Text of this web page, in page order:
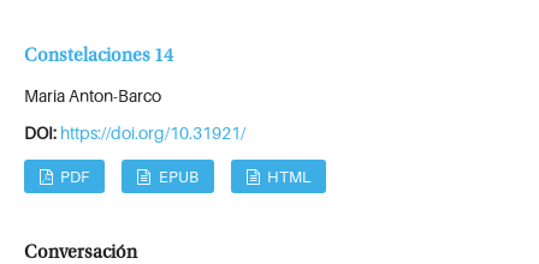
Constelaciones 14
Maria Anton-Barco
DOI: https://doi.org/10.31921/
PDF EPUB HTML
Conversación